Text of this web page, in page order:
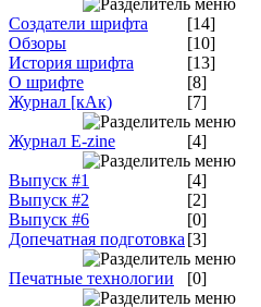
Создатели шрифта
[14]
Обзоры
[10]
История шрифта
[13]
О шрифте
[8]
Журнал [кАк)
[7]
Журнал E-zine [4]
Выпуск #1
[4]
Выпуск #2
[2]
Выпуск #6
[0]
Допечатная подготовка [3]
Печатные технологии [0]